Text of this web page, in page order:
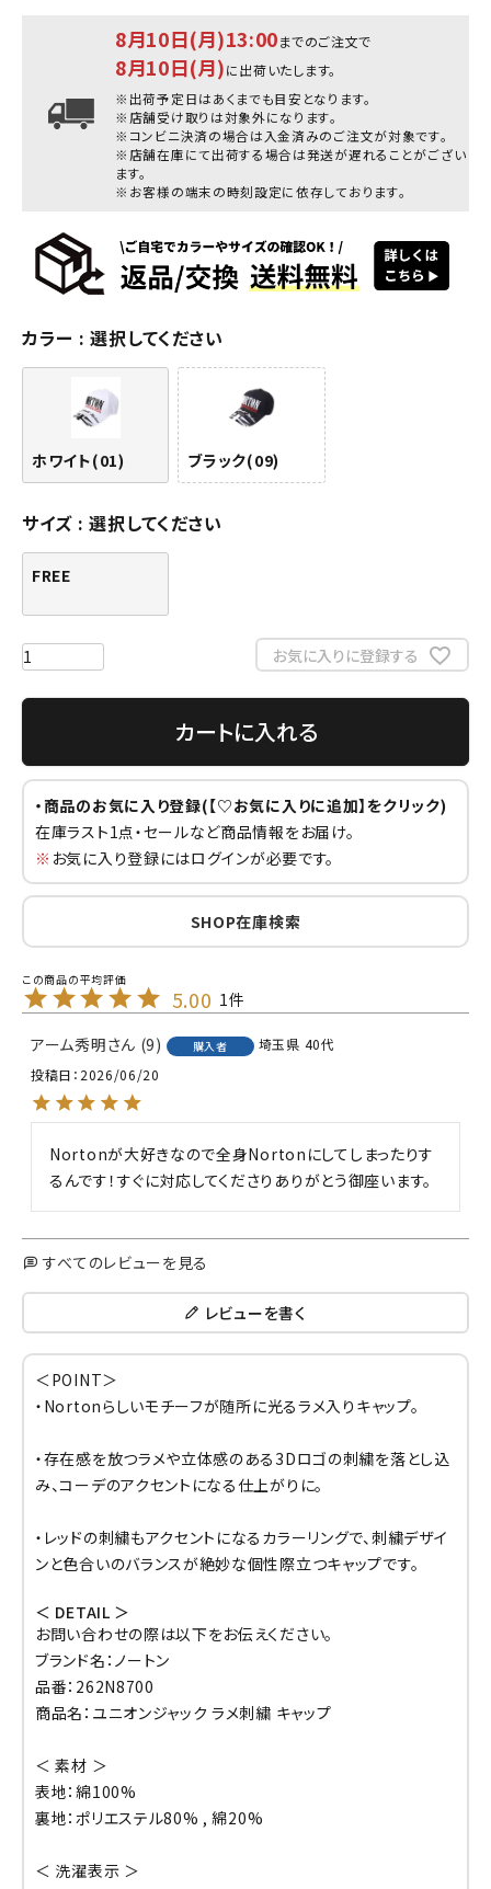
8月10日(月)13:00までのご注文で
8月10日(月)に出荷いたします。
※出荷予定日はあくまでも目安となります。
※店舗受け取りは対象外になります。
※コンビニ決済の場合は入金済みのご注文が対象です。
※店舗在庫にて出荷する場合は発送が遅れることがござい
ます。
※お客様の端末の時刻設定に依存しております。
カラー 選択してください
ホワイト(01) ブラック(09)
サイズ 選択してください
FREE
お気に入りに登録する
カートに入れる
・商品のお気に入り登録(【♡お気に入りに追加】をクリック)
在庫ラスト1点・セールなど商品情報をお届け。
※ お気に入り登録にはログインが必要です。
SHOP在庫検索
5.00 1
アーム秀明 9 購入者 埼玉県 40代
投稿日 2026/06/20
Nortonが大好きなので全身Nortonにしてしまったりす
るんです！すぐに対応してくださりありがとう御座います。
すべてのレビューを見る
レビューを書く
＜POINT＞
・Nortonらしいモチーフが随所に光るラメ入りキャップ。
・存在感を放つラメや立体感のある3Dロゴの刺繍を落とし込
み、コーデのアクセントになる仕上がりに。
・レッドの刺繍もアクセントになるカラーリングで、刺繍デザイ
ンと色合いのバランスが絶妙な個性際立つキャップです。
＜ DETAIL ＞
お問い合わせの際は以下をお伝えください。
ブランド名：ノートン
品番：262N8700
商品名：ユニオンジャック ラメ刺繍 キャップ
＜ 素材 ＞
表地：綿100%
裏地：ポリエステル80% , 綿20%
＜ 洗濯表示 ＞